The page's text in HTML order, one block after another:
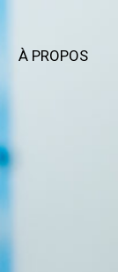
À PROPOS